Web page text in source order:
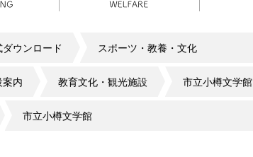
ウンロード スポーツ・教養・文化
内 教育文化・観光施設 市立小樽文学館
市立小樽文学館